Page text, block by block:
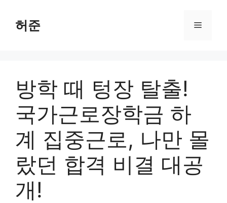
content
허준 Menu
방학 때 텅장 탈출!
국가근로장학금 하
계 집중근로, 나만 몰
랐던 합격 비결 대공
개!